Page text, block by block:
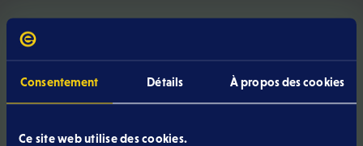
Consentement Détails À propos des cookies
Ce site web utilise des cookies.